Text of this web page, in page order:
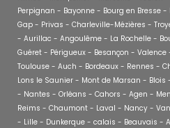
Perpignan - Bayonne - Bourg en Bresse
Gap - Privas - Charleville-Mézières -
- Aurillac - Angoulême - La Rochelle -
Guéret - Périgueux - Besançon -
Toulouse - Auch - Bordeaux - Rennes -
Lons le Saunier - Mont de Marsan -
- Nantes - Orléans - Cahors - Agen -
Reims - Chaumont - Laval - Nancy -
- Lille - Dunkerque - calais - Beauvais -